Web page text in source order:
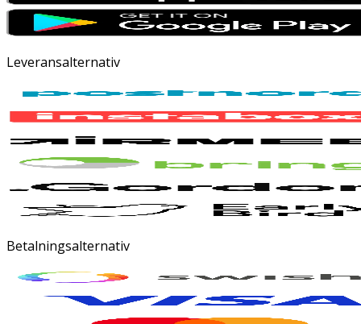
Leveransalternativ
Betalningsalternativ